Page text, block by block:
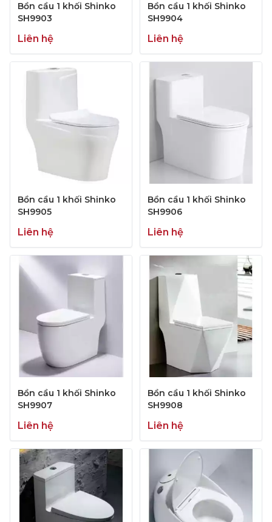
Bồn cầu 1 khối Shinko
SH9903
Liên hệ
Bồn cầu 1 khối Shinko
SH9904
Liên hệ
Bồn cầu 1 khối Shinko
SH9905
Liên hệ
Bồn cầu 1 khối Shinko
SH9906
Liên hệ
Bồn cầu 1 khối Shinko
SH9907
Liên hệ
Bồn cầu 1 khối Shinko
SH9908
Liên hệ